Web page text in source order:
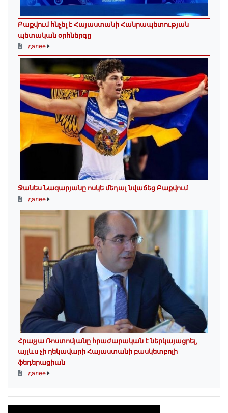
Բաքվում հնչել է Հայաստանի Հանրապետության
պետական օրհներգը
далее
Ջանես Նազարյանը ոսկե մեդալ նվաճեց Բաքվում
далее
Հրաչյա Ռոստոմյանը հրաժարական է ներկայացրել,
այլևս չի ղեկավարի Հայաստանի բասկետբոլի
ֆեդերացիան
далее